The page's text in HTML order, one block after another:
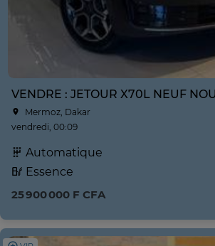
Mermoz, Dakar
vendredi, 00:09
Automatique
Essence
25 900 000 F CFA